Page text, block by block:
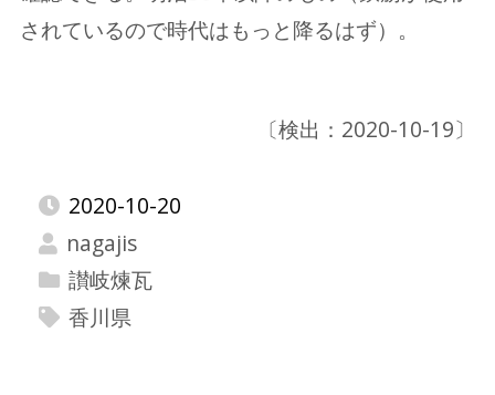
されているので時代はもっと降るはず）。
〔検出：2020-10-19〕
2020-10-20
nagajis
讃岐煉瓦
香川県